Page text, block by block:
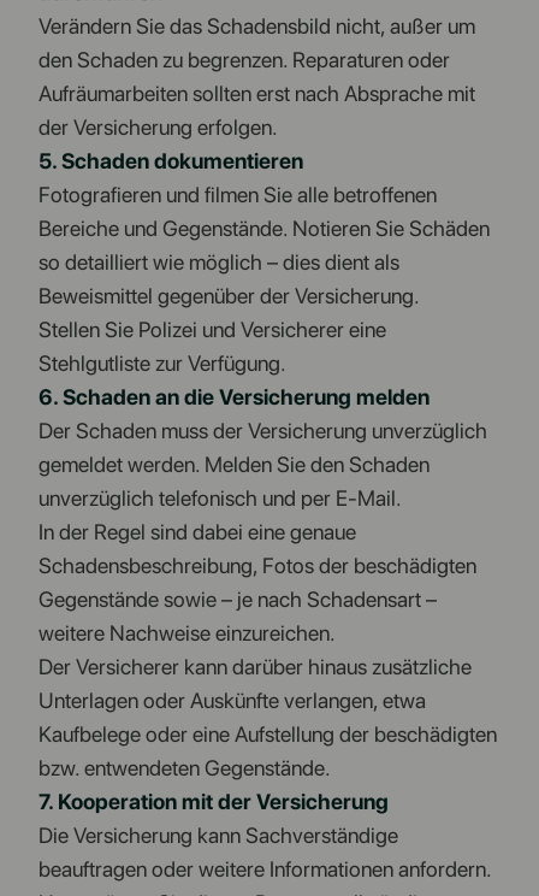
Verändern Sie das Schadensbild nicht, außer um
den Schaden zu begrenzen. Reparaturen oder
Aufräumarbeiten sollten erst nach Absprache mit
der Versicherung erfolgen.
5. Schaden dokumentieren
Fotografieren und filmen Sie alle betroffenen
Bereiche und Gegenstände. Notieren Sie Schäden
so detailliert wie möglich – dies dient als
Beweismittel gegenüber der Versicherung.
Stellen Sie Polizei und Versicherer eine
Stehlgutliste zur Verfügung.
6. Schaden an die Versicherung melden
Der Schaden muss der Versicherung unverzüglich
gemeldet werden. Melden Sie den Schaden
unverzüglich telefonisch und per E-Mail.
In der Regel sind dabei eine genaue
Schadensbeschreibung, Fotos der beschädigten
Gegenstände sowie – je nach Schadensart –
weitere Nachweise einzureichen.
Der Versicherer kann darüber hinaus zusätzliche
Unterlagen oder Auskünfte verlangen, etwa
Kaufbelege oder eine Aufstellung der beschädigten
bzw. entwendeten Gegenstände.
7. Kooperation mit der Versicherung
Die Versicherung kann Sachverständige
beauftragen oder weitere Informationen anfordern.